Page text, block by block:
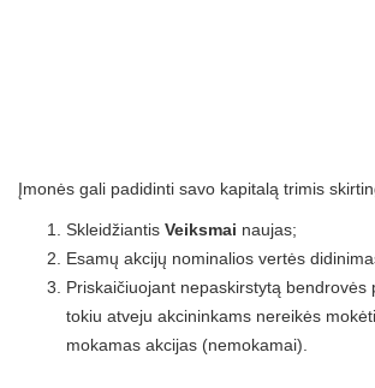
Įmonės gali padidinti savo kapitalą trimis
Skleidžiantis Veiksmai naujas;
Esamų akcijų nominalios vertės
Priskaičiuojant nepaskirstytą bendrovės
tokiu atveju akcininkams nereikės
mokamas akcijas (nemokamai).